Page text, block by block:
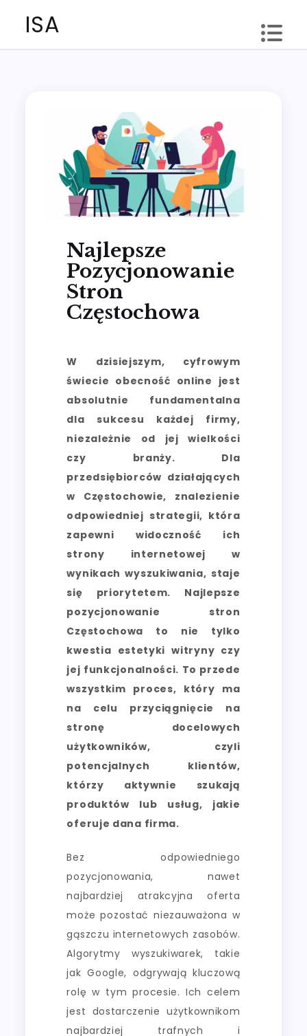
ISA
Najlepsze
Pozycjonowanie
Stron
Częstochowa
W dzisiejszym, cyfrowym
świecie obecność online jest
absolutnie fundamentalna
dla sukcesu każdej firmy,
niezależnie od jej wielkości
czy branży. Dla
przedsiębiorców działających
w Częstochowie, znalezienie
odpowiedniej strategii, która
zapewni widoczność ich
strony internetowej w
wynikach wyszukiwania, staje
się priorytetem. Najlepsze
pozycjonowanie stron
Częstochowa to nie tylko
kwestia estetyki witryny czy
jej funkcjonalności. To przede
wszystkim proces, który ma
na celu przyciągnięcie na
stronę docelowych
użytkowników, czyli
potencjalnych klientów,
którzy aktywnie szukają
produktów lub usług, jakie
oferuje dana firma.
Bez odpowiedniego
pozycjonowania, nawet
najbardziej atrakcyjna oferta
może pozostać niezauważona w
gąszczu internetowych zasobów.
Algorytmy wyszukiwarek, takie
jak Google, odgrywają kluczową
rolę w tym procesie. Ich celem
jest dostarczenie użytkownikom
najbardziej trafnych i